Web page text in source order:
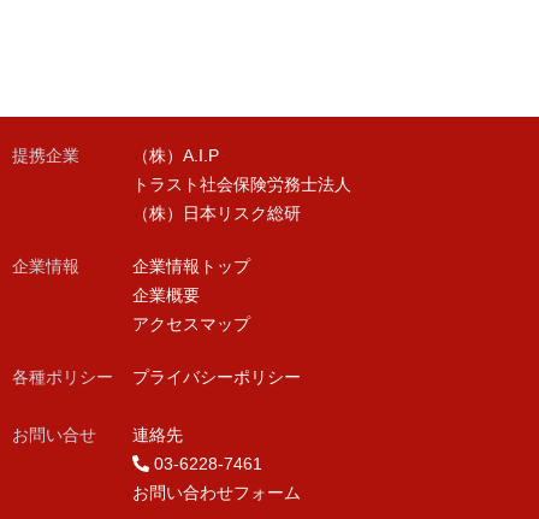
提携企業
（株）A.I.P
トラスト社会保険労務士法人
（株）日本リスク総研
企業情報
企業情報トップ
企業概要
アクセスマップ
各種ポリシー
お問い合せ
プライバシーポリシー
連絡先
03-6228-7461
お問い合わせフォーム